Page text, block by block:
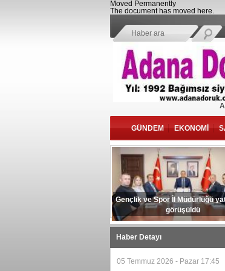
Moved Permanently
The document has moved here.
GÜNDEM EKONOMİ
Gençlik ve Spor İl Müdürlüğü
görüşüldü
Haber Detayı
05 Temmuz 2026 - Pazar 17:45